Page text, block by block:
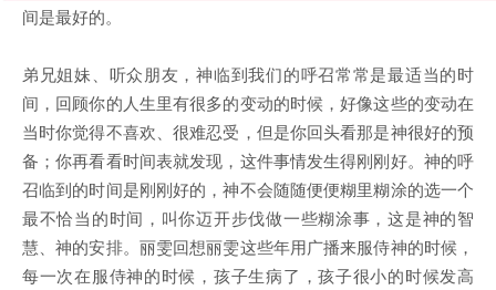
间是最好的。
弟兄姐妹、听众朋友，神临到我们的呼召常常是最适当的时
间，回顾你的人生里有很多的变动的时候，好像这些的变动在
当时你觉得不喜欢、很难忍受，但是你回头看那是神很好的预
备；你再看看时间表就发现，这件事情发生得刚刚好。神的呼
召临到的时间是刚刚好的，神不会随随便便糊里糊涂的选一个
最不恰当的时间，叫你迈开步伐做一些糊涂事，这是神的智
慧、神的安排。丽雯回想丽雯这些年用广播来服侍神的时候，
每一次在服侍神的时候，孩子生病了，孩子很小的时候发高